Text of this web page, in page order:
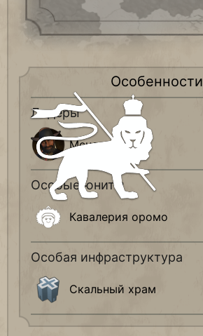
Особенности
Лидеры
Менелик II
Особые юниты
Кавалерия оромо
Особая инфраструктура
Скальный храм